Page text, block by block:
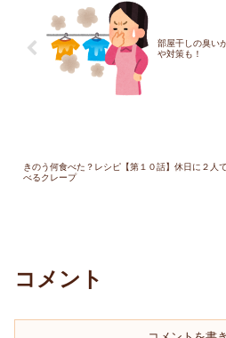
部屋干しの臭い
や対策も！
きのう何食べた？レシピ【第１０話】休日に２人
べるクレープ
コメント